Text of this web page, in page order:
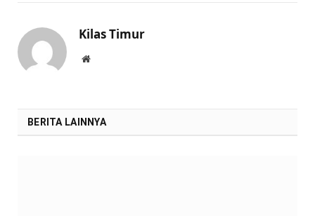
Kilas Timur
Website
BERITA LAINNYA